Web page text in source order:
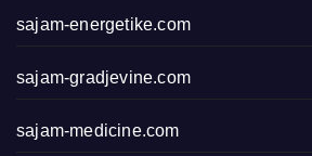
sajam-energetike.com
sajam-gradjevine.com
sajam-medicine.com